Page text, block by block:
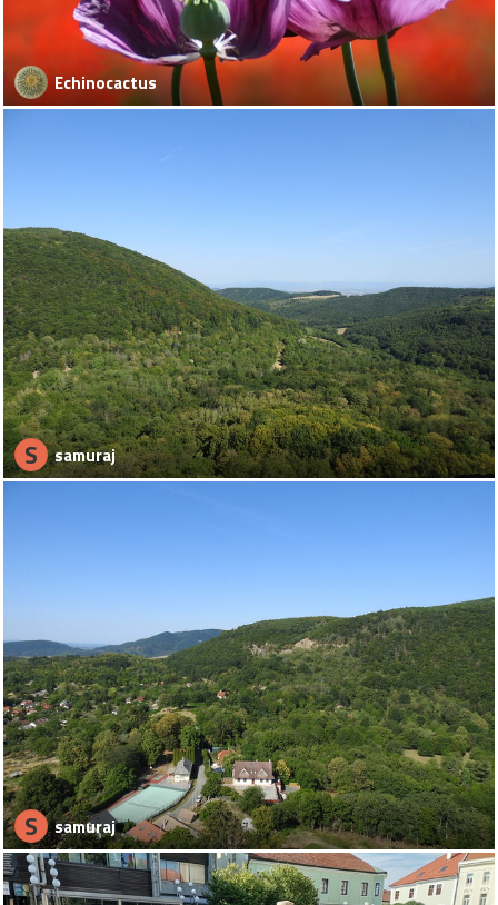
Echinocactus
S samuraj
S samuraj